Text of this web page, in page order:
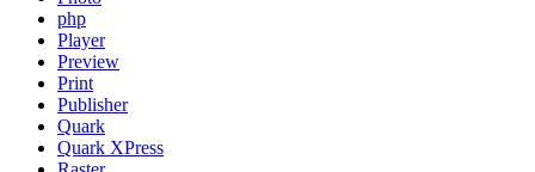
php
Player
Preview
Print
Publisher
Quark
Quark XPress